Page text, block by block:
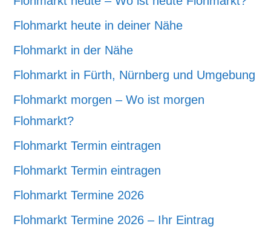
Flohmarkt heute in deiner Nähe
Flohmarkt in der Nähe
Flohmarkt in Fürth, Nürnberg und Umgebung
Flohmarkt morgen – Wo ist morgen
Flohmarkt?
Flohmarkt Termin eintragen
Flohmarkt Termin eintragen
Flohmarkt Termine 2026
Flohmarkt Termine 2026 – Ihr Eintrag